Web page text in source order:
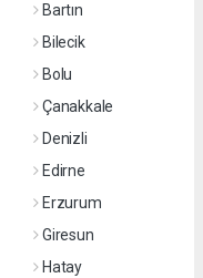
Bartın
Bilecik
Bolu
Çanakkale
Denizli
Edirne
Erzurum
Giresun
Hatay